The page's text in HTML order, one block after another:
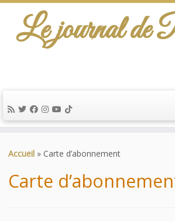
au
Le journal de
Accueil » Carte d’abonnement
Carte